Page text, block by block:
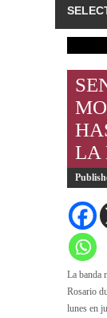
LA
La banda
Rosario
lunes en